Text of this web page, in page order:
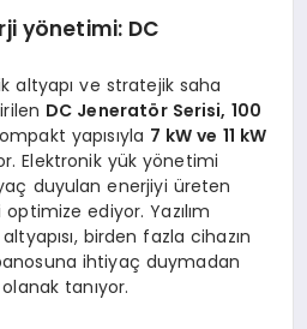
yönetimi: DC
altyapı ve stratejik saha
DC Jeneratör Serisi, 100
yapısıyla 7 kW ve 11 kW
Elektronik yük yönetimi
duyulan enerjiyi üreten
ediyor. Yazılım
birden fazla cihazın
ihtiyaç duymadan
tanıyor.